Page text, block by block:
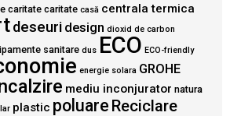
caritate caritate casă centrala termica
deseuri design dioxid de carbon
sanitare dus ECO ECO-friendly
energie solara GROHE
mediu inconjurator natura
plastic poluare Reciclare